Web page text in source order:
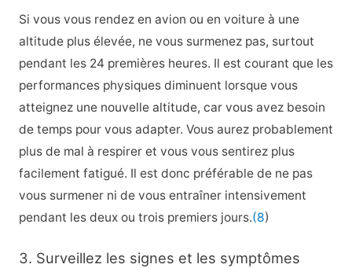
Si vous vous rendez en avion ou en voiture à une
altitude plus élevée, ne vous surmenez pas, surtout
pendant les 24 premières heures. Il est courant que les
performances physiques diminuent lorsque vous
atteignez une nouvelle altitude, car vous avez besoin
de temps pour vous adapter. Vous aurez probablement
plus de mal à respirer et vous vous sentirez plus
facilement fatigué. Il est donc préférable de ne pas
vous surmener ni de vous entraîner intensivement
pendant les deux ou trois premiers jours.(8)
3. Surveillez les signes et les symptômes